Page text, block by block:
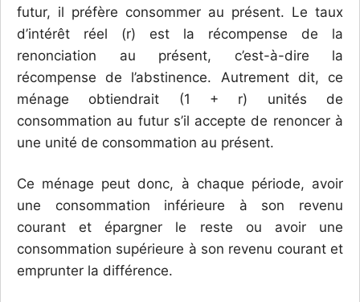
futur, il préfère consommer au présent. Le taux
d’intérêt réel (r) est la récompense de la
renonciation au présent, c’est-à-dire la
récompense de l’abstinence. Autrement dit, ce
ménage obtiendrait (1 + r) unités de
consommation au futur s’il accepte de renoncer à
une unité de consommation au présent.
Ce ménage peut donc, à chaque période, avoir
une consommation inférieure à son revenu
courant et épargner le reste ou avoir une
consommation supérieure à son revenu courant et
emprunter la différence.